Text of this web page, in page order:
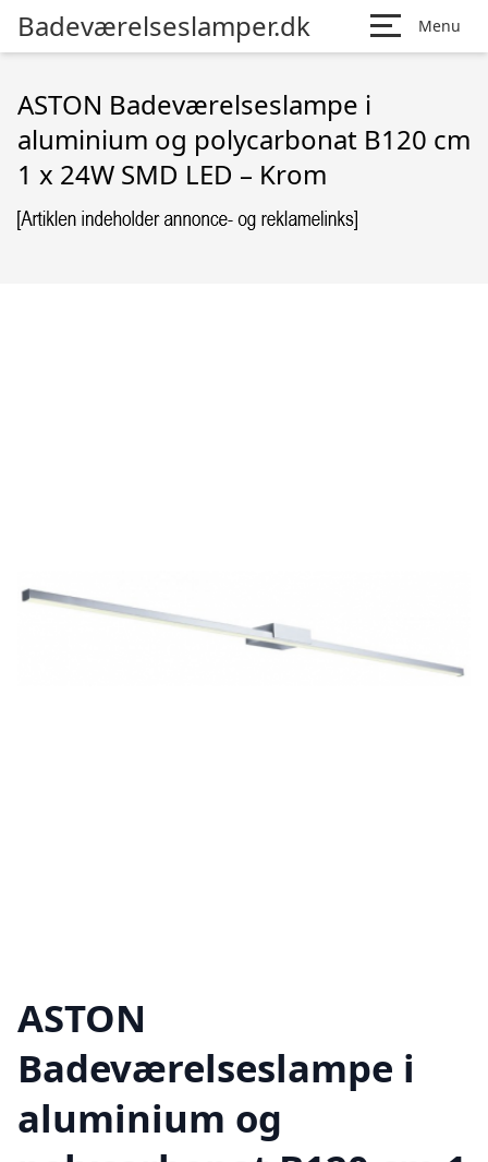
Badeværelseslamper.dk Menu
ASTON Badeværelseslampe i
aluminium og polycarbonat B120 cm
1 x 24W SMD LED – Krom
ASTON
Badeværelseslampe i
aluminium og